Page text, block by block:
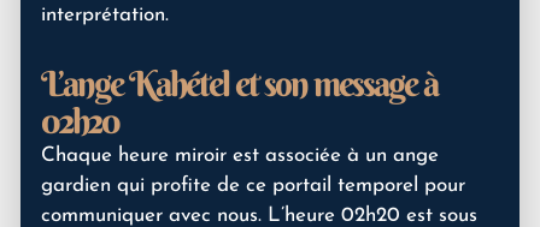
interprétation.
L’ange Kahétel et son message à
02h20
Chaque heure miroir est associée à un ange
gardien qui profite de ce portail temporel pour
communiquer avec nous. L’heure 02h20 est sous